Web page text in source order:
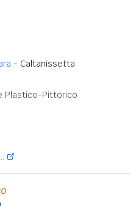
- Caltanissetta
Plastico-Pittorico